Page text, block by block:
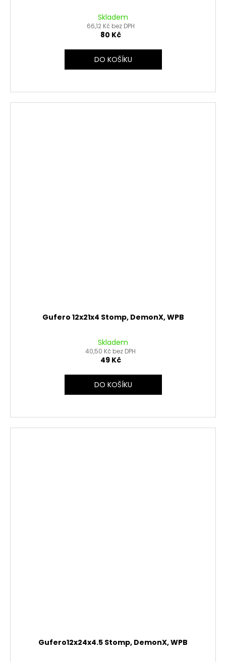
Skladem
66,12 Kč bez DPH
80 Kč
DO KOŠÍKU
Gufero 12x21x4 Stomp, DemonX, WPB
Skladem
40,50 Kč bez DPH
49 Kč
DO KOŠÍKU
Gufero12x24x4.5 Stomp, DemonX, WPB